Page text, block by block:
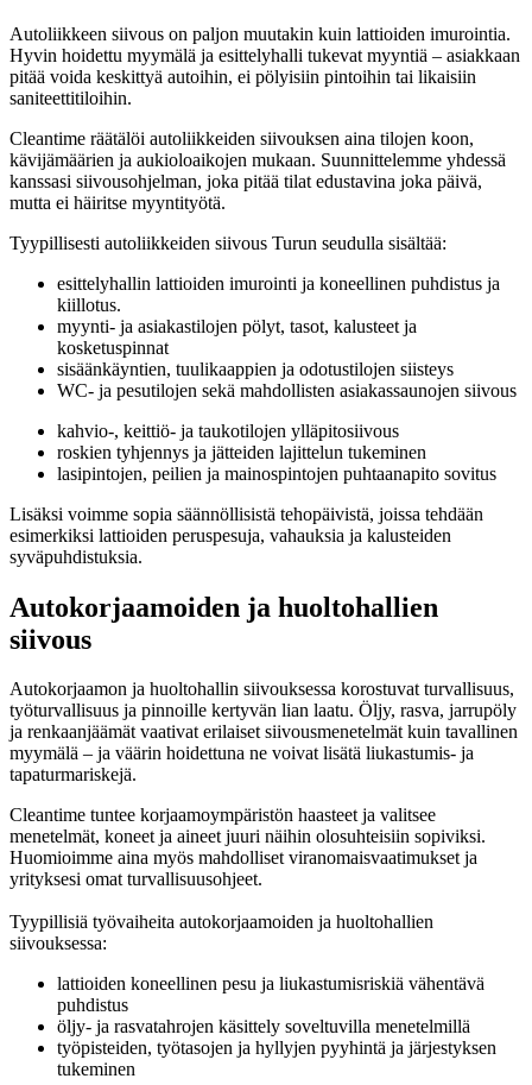
Autoliikkeen siivous on paljon muutakin kuin lattioiden imurointia.
Hyvin hoidettu myymälä ja esittelyhalli tukevat myyntiä – asiakkaan
pitää voida keskittyä autoihin, ei pölyisiin pintoihin tai likaisiin
saniteettitiloihin.
Cleantime räätälöi autoliikkeiden siivouksen aina tilojen koon,
kävijämäärien ja aukioloaikojen mukaan. Suunnittelemme yhdessä
kanssasi siivousohjelman, joka pitää tilat edustavina joka päivä,
mutta ei häiritse myyntityötä.
Tyypillisesti autoliikkeiden siivous Turun seudulla sisältää:
esittelyhallin lattioiden imurointi ja koneellinen puhdistus ja
kiillotus.
myynti- ja asiakastilojen pölyt, tasot, kalusteet ja
kosketuspinnat
sisäänkäyntien, tuulikaappien ja odotustilojen siisteys
WC- ja pesutilojen sekä mahdollisten asiakassaunojen siivous
kahvio-, keittiö- ja taukotilojen ylläpitosiivous
roskien tyhjennys ja jätteiden lajittelun tukeminen
lasipintojen, peilien ja mainospintojen puhtaanapito sovitus
Lisäksi voimme sopia säännöllisistä tehopäivistä, joissa tehdään
esimerkiksi lattioiden peruspesuja, vahauksia ja kalusteiden
syväpuhdistuksia.
Autokorjaamoiden ja huoltohallien
siivous
Autokorjaamon ja huoltohallin siivouksessa korostuvat turvallisuus,
työturvallisuus ja pinnoille kertyvän lian laatu. Öljy, rasva, jarrupöly
ja renkaanjäämät vaativat erilaiset siivousmenetelmät kuin tavallinen
myymälä – ja väärin hoidettuna ne voivat lisätä liukastumis- ja
tapaturmariskejä.
Cleantime tuntee korjaamoympäristön haasteet ja valitsee
menetelmät, koneet ja aineet juuri näihin olosuhteisiin sopiviksi.
Huomioimme aina myös mahdolliset viranomaisvaatimukset ja
yrityksesi omat turvallisuusohjeet.
Tyypillisiä työvaiheita autokorjaamoiden ja huoltohallien
siivouksessa:
lattioiden koneellinen pesu ja liukastumisriskiä vähentävä
puhdistus
öljy- ja rasvatahrojen käsittely soveltuvilla menetelmillä
työpisteiden, työtasojen ja hyllyjen pyyhintä ja järjestyksen
tukeminen